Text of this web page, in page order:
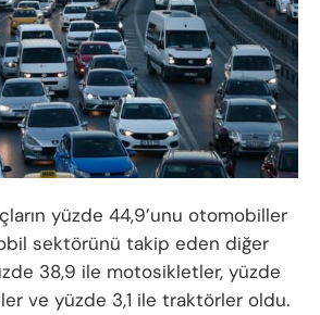
yüzde 44,9’unu otomobiller
sektörünü takip eden diğer
38,9 ile motosikletler, yüzde
ve yüzde 3,1 ile traktörler oldu.